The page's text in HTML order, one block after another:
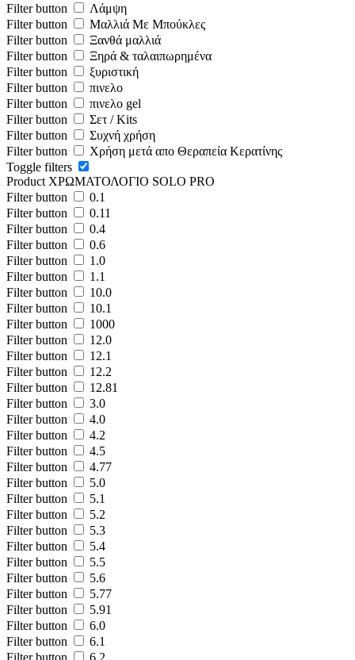
Filter button
Λάμψη
Filter button
Μαλλιά Με Μπούκλες
Filter button
Ξανθά μαλλιά
Filter button
Ξηρά & ταλαιπωρημένα
Filter button
ξυριστική
Filter button
πινελο
Filter button
πινελο gel
Filter button
Σετ / Kits
Filter button
Συχνή χρήση
Filter button
Χρήση μετά απο Θεραπεία Κερατίνης
Toggle filters
Product ΧΡΩΜΑΤΟΛΟΓΙΟ SOLO PRO
Filter button
0.1
Filter button
0.11
Filter button
0.4
Filter button
0.6
Filter button
1.0
Filter button
1.1
Filter button
10.0
Filter button
10.1
Filter button
1000
Filter button
12.0
Filter button
12.1
Filter button
12.2
Filter button
12.81
Filter button
3.0
Filter button
4.0
Filter button
4.2
Filter button
4.5
Filter button
4.77
Filter button
5.0
Filter button
5.1
Filter button
5.2
Filter button
5.3
Filter button
5.4
Filter button
5.5
Filter button
5.6
Filter button
5.77
Filter button
5.91
Filter button
6.0
Filter button
6.1
Filter button
6.2